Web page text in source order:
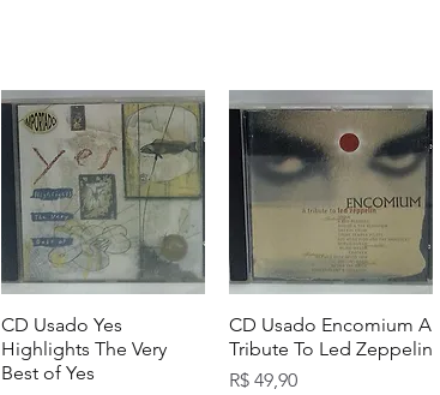
CD Usado Yes
Highlights The Very
Best of Yes
CD Usado Encomium A
Tribute To Led Zeppelin
Preço
R$ 49,90